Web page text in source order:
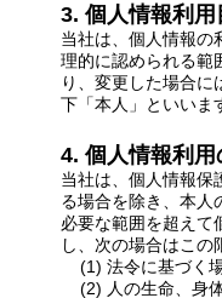
3. 個人情報利
当社は、個人情報の
理的に認められる範
り、変更した場合に
下「本人」といいま
4. 個人情報利用
当社は、個人情報保
る場合を除き、本人
必要な範囲を超えて
し、次の場合はこの
(1) 法令に基づく
(2) 人の生命、身